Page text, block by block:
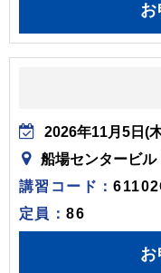
2026年11月5日(
船場センタービ
講習コード：
定員：86